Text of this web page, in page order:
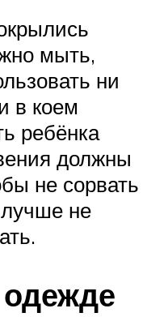
мыть,
ни
в коем
ребёнка
должны
не сорвать
не